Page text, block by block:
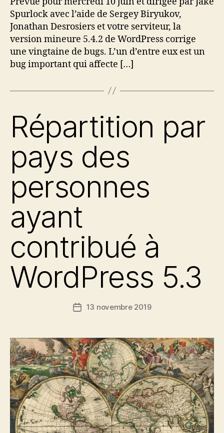
Spurlock avec l’aide de Sergey Biryukov,
Jonathan Desrosiers et votre serviteur, la
version mineure 5.4.2 de WordPress corrige
une vingtaine de bugs. L’un d’entre eux est un
bug important qui affecte […]
Répartition par
pays des
personnes
ayant
contribué à
WordPress 5.3
Date13 novembre 2019